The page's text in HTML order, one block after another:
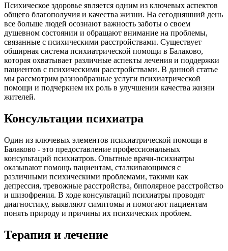
Психическое здоровье является одним из ключевых аспектов
общего благополучия и качества жизни. На сегодняшний день
все больше людей осознают важность заботы о своем
душевном состоянии и обращают внимание на проблемы,
связанные с психическими расстройствами. Существует
обширная система психиатрической помощи в Балаково,
которая охватывает различные аспекты лечения и поддержки
пациентов с психическими расстройствами. В данной статье
мы рассмотрим разнообразные услуги психиатрической
помощи и подчеркнем их роль в улучшении качества жизни
жителей.
Консультации психиатра
Один из ключевых элементов психиатрической помощи в
Балаково - это предоставление профессиональных
консультаций психиатров. Опытные врачи-психиатры
оказывают помощь пациентам, сталкивающимся с
различными психическими проблемами, такими как
депрессия, тревожные расстройства, биполярное расстройство
и шизофрения. В ходе консультаций психиатры проводят
диагностику, выявляют симптомы и помогают пациентам
понять природу и причины их психических проблем.
Терапия и лечение